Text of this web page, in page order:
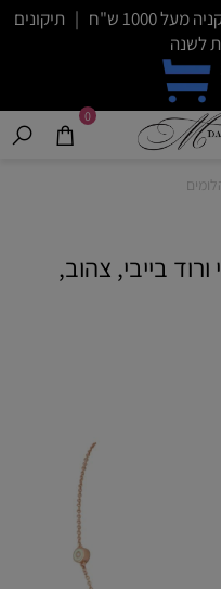
משלוחים מהירים | משלוחים חינם בקניה מעל 1000 ש"ח | תיקונים
לשנה
0
בייבי, צהוב,